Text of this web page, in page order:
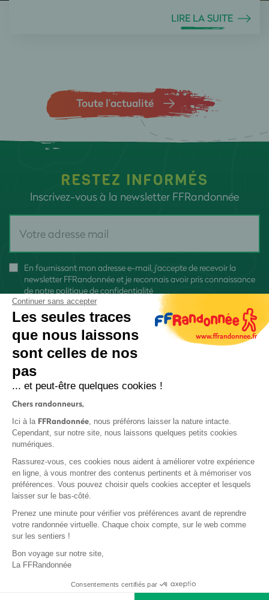
LIRE LA SUITE
Toute l’actualité
RESTEZ INFORMÉS
Inscrivez-vous à la newsletter FFRandonnée
En fournissant mon adresse e-mail, j'accepte de recevoir la
newsletter FFRandonnée et je reconnais avoir pris connaissance
de notre politique de confidentialité
Protection des données
Politique de confidentialité
Base documentaire
Continuer sans accepter
Les seules traces
que nous laissons
sont celles de nos
pas
... et peut-être quelques cookies !
Chers randonneurs,
Ici à la FFRandonnée, nous préférons laisser la nature intacte.
Cependant, sur notre site, nous laissons quelques petits cookies
numériques.
Rassurez-vous, ces cookies nous aident à améliorer votre expérience
en ligne, à vous montrer des contenus pertinents et à mémoriser vos
préférences. Vous pouvez choisir quels cookies accepter et lesquels
laisser sur le bas-côté.
Prenez une minute pour vérifier vos préférences avant de reprendre
votre randonnée virtuelle. Chaque choix compte, sur le web comme
sur les sentiers !
Bon voyage sur notre site,
La FFRandonnée
Consentements certifiés par